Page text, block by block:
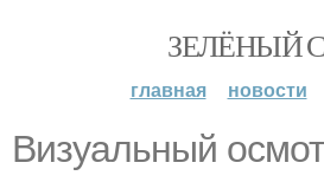
ЗЕЛЁНЫЙ
главная новости
Визуальный